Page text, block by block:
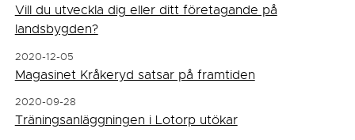
Vill du utveckla dig eller ditt företagande på
landsbygden?
2020-12-05
Magasinet Kråkeryd satsar på framtiden
2020-09-28
Träningsanläggningen i Lotorp utökar